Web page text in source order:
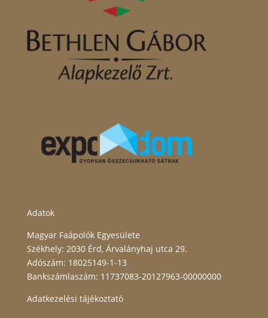
Adatok
Magyar Faápolók Egyesülete
Székhely: 2030 Érd, Árvalányhaj utca 29.
Adószám: 18025149-1-13
Bankszámlaszám: 11737083-20127963-00000000
Adatkezelési tájékoztató